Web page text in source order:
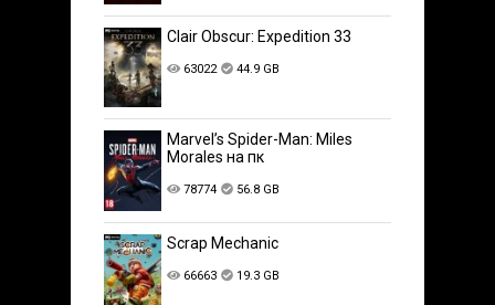
Clair Obscur: Expedition 33
63022 44.9 GB
Marvel’s Spider-Man: Miles
Morales на пк
78774 56.8 GB
Scrap Mechanic
66663 19.3 GB